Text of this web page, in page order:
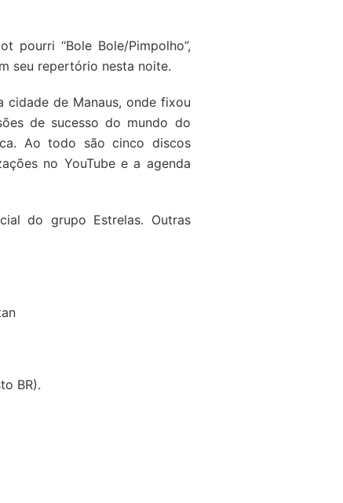
pourri “Bole Bole/Pimpolho”,
seu repertório nesta noite.
cidade de Manaus, onde fixou
de sucesso do mundo do
Ao todo são cinco discos
no YouTube e a agenda
do grupo Estrelas. Outras
BR).